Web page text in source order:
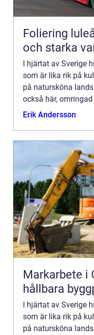
Foliering
och starka
I hjärtat av Sverige
som är lika rik på
på natursköna
också här,
gnistr...
Erik Andersson
Markarbete i
hållbara
I hjärtat av Sverige
som är lika rik på
på natursköna